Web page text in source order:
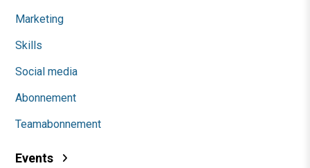
Marketing
Skills
Social media
Abonnement
Teamabonnement
Events